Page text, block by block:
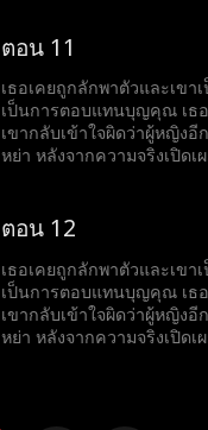
ตอน 11
เธอเคยถูกลักพาตัวและเขา
เป็นการตอบแทนบุญคุณ เธ
เขากลับเข้าใจผิดว่าผู้หญิง
หย่า หลังจากความจริงเปิดเ
ตอน 12
เธอเคยถูกลักพาตัวและเขา
เป็นการตอบแทนบุญคุณ เธ
เขากลับเข้าใจผิดว่าผู้หญิง
หย่า หลังจากความจริงเปิดเ